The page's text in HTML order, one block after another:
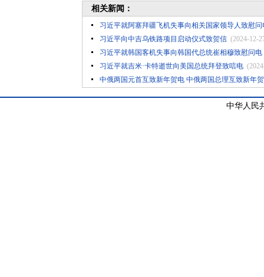
相关新闻：
习近平就阿塞拜疆飞机失事向相关国家领导人致慰问
习近平向中吉乌铁路项目启动仪式致贺信 (2024-12-
习近平就韩国客机失事向韩国代总统崔相穆致慰问电
习近平就吉米·卡特逝世向美国总统拜登致唁电
中俄两国元首互致新年贺电 中俄两国总理互致新年
中华人民